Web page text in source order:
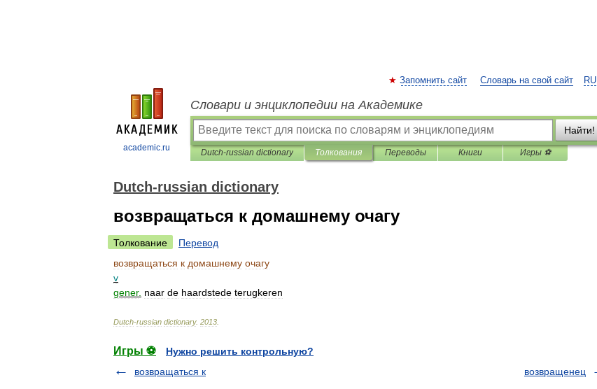
academic.ru
RU
Запомнить сайт Словарь на свой сайт
Словари и энциклопедии на Академике
Найти!
Dutch-russian dictionary Толкования Переводы Книги Игры ⚽
Dutch-russian dictionary
возвращаться к домашнему очагу
Толкование
Перевод
возвращаться к домашнему очагу
v
gener. naar de haardstede terugkeren
Dutch-russian dictionary. 2013
Игры ⚽
Нужно решить контрольную?
возвращаться к
возвращенец